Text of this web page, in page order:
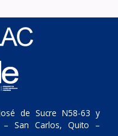
de Sucre N58-63 y
– San Carlos, Quito –